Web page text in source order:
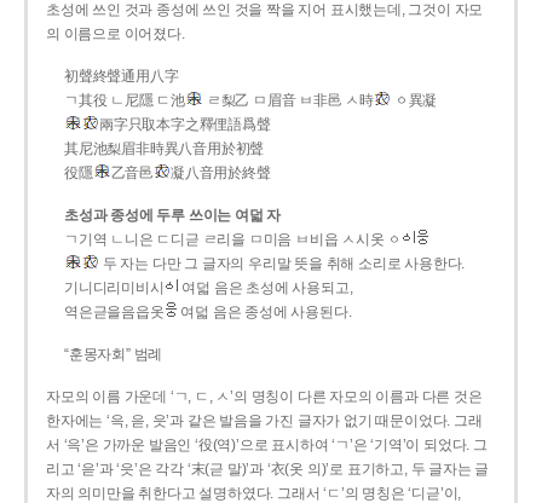
초성에 쓰인 것과 종성에 쓰인 것을 짝을 지어 표시했는데, 그것이 자모
의 이름으로 이어졌다.
初聲終聲通用八字
ㄱ其役 ㄴ尼隱 ㄷ池
ㄹ梨乙 ㅁ眉音 ㅂ非邑 ㅅ時
ㆁ異凝
兩字只取本字之釋俚語爲聲
其尼池梨眉非時異八音用於初聲
役隱
乙音邑 凝八音用於終聲
초성과 종성에 두루 쓰이는 여덟 자
ㄱ기역 ㄴ니은 ㄷ디귿 ㄹ리을 ㅁ미음 ㅂ비읍 ㅅ시옷 ㆁ
두 자는 다만 그 글자의 우리말 뜻을 취해 소리로 사용한다.
기니디리미비시
여덟 음은 초성에 사용되고,
역은귿을음읍옷
여덟 음은 종성에 사용된다.
“훈몽자회” 범례
자모의 이름 가운데 ‘ㄱ, ㄷ, ㅅ’의 명칭이 다른 자모의 이름과 다른 것은
한자에는 ‘윽, 읃, 읏’과 같은 발음을 가진 글자가 없기 때문이었다. 그래
서 ‘윽’은 가까운 발음인 ‘役(역)’으로 표시하여 ‘ㄱ’은 ‘기역’이 되었다. 그
리고 ‘읃’과 ‘읏’은 각각 ‘末(귿 말)’과 ‘衣(옷 의)’로 표기하고, 두 글자는 글
자의 의미만을 취한다고 설명하였다. 그래서 ‘ㄷ’의 명칭은 ‘디귿’이,